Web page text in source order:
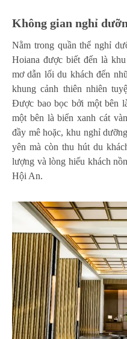
Không gian nghỉ
Nằm trong quần thể nghỉ
Hoiana được biết đến là
mơ dẫn lối du khách đến
khung cảnh thiên nhiên
Được bao bọc bởi một bên
một bên là biển xanh cát
đầy mê hoặc, khu nghỉ
yên mà còn thu hút du
lượng và lòng hiếu khách
Hội An.